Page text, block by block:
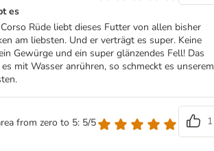
es
Rüde liebt dieses Futter von allen bisher
am liebsten. Und er verträgt es super. Keine
Gewürge und ein super glänzendes Fell! Das
mit Wasser anrühren, so schmeckt es unserem
from zero to 5: 5/5
1